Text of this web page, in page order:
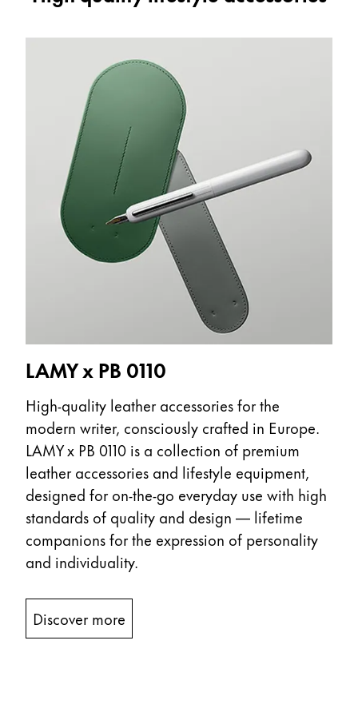
Cadeaux
Holiday Special
Gift Ideas
Coffrets cadeaux
LAMY pico Lx
Gravure
Inspiration
LAMY Community
LAMY x Kunstpalast
Corporate Culture
Qualité
Design
Responsabilité
Esprit pionnier
Carrière
À propos de votre commande
FR/CG
LAMY x PB 0110
High-quality leather accessories for the
modern writer, consciously crafted in Europe.
LAMY x PB 0110 is a collection of premium
leather accessories and lifestyle equipment,
designed for on-the-go everyday use with high
standards of quality and design — lifetime
companions for the expression of personality
and individuality.
Discover more